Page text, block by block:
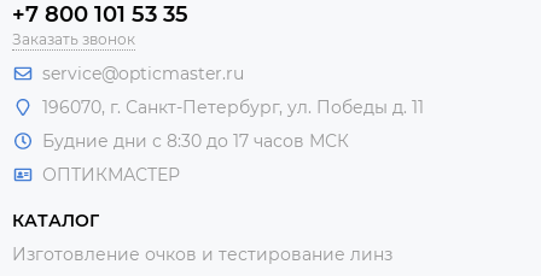
+7 800 101 53 35
Заказать звонок
service@opticmaster.ru
196070, г. Санкт-Петербург, ул. Победы д. 11
Будние дни с 8:30 до 17 часов МСК
ОПТИКМАСТЕР
КАТАЛОГ
Изготовление очков и тестирование линз